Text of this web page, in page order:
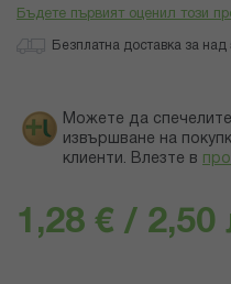
със
Бъдете първият оценил този
Безплатна доставка за над
Можете да спечелите
извършване на
клиенти. Влезте в
1,28 € / 2,50